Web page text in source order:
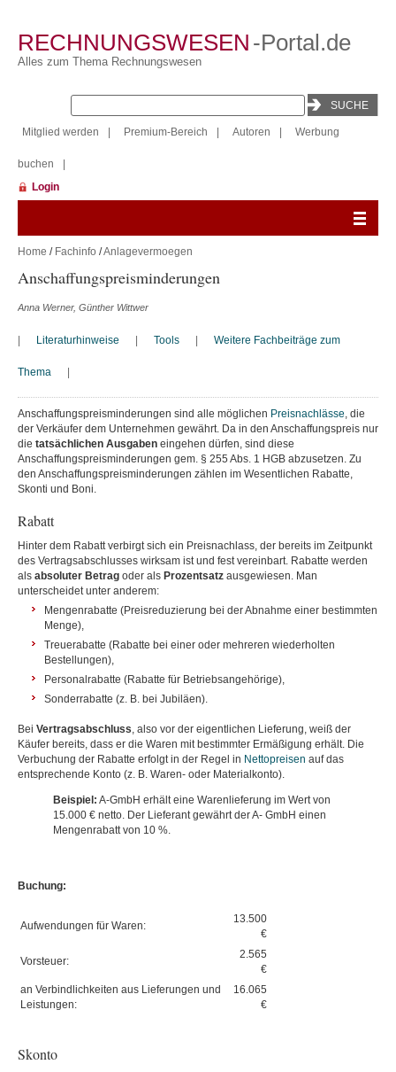
RECHNUNGSWESEN -Portal.de
Alles zum Thema Rechnungswesen
Mitglied werden Premium-Bereich Autoren Werbung
buchen
Login
Home / Fachinfo /Anlagevermoegen
Anschaffungspreisminderungen
Anna Werner, Günther Wittwer
Literaturhinweise Tools Weitere Fachbeiträge zum
Thema
Anschaffungspreisminderungen sind alle möglichen Preisnachlässe, die
der Verkäufer dem Unternehmen gewährt. Da in den Anschaffungspreis nur
die tatsächlichen Ausgaben eingehen dürfen, sind diese
Anschaffungspreisminderungen gem. § 255 Abs. 1 HGB abzusetzen. Zu
den Anschaffungspreisminderungen zählen im Wesentlichen Rabatte,
Skonti und Boni.
Rabatt
Hinter dem Rabatt verbirgt sich ein Preisnachlass, der bereits im Zeitpunkt
des Vertragsabschlusses wirksam ist und fest vereinbart. Rabatte werden
als absoluter Betrag oder als Prozentsatz ausgewiesen. Man
unterscheidet unter anderem:
Mengenrabatte (Preisreduzierung bei der Abnahme einer bestimmten
Menge),
Treuerabatte (Rabatte bei einer oder mehreren wiederholten
Bestellungen),
Personalrabatte (Rabatte für Betriebsangehörige),
Sonderrabatte (z. B. bei Jubiläen).
Bei Vertragsabschluss, also vor der eigentlichen Lieferung, weiß der
Käufer bereits, dass er die Waren mit bestimmter Ermäßigung erhält. Die
Verbuchung der Rabatte erfolgt in der Regel in Nettopreisen auf das
entsprechende Konto (z. B. Waren- oder Materialkonto).
Beispiel: A-GmbH erhält eine Warenlieferung im Wert von
15.000 € netto. Der Lieferant gewährt der A- GmbH einen
Mengenrabatt von 10 %.
Buchung:
Aufwendungen für Waren:
13.500
€
Vorsteuer:
2.565
€
an Verbindlichkeiten aus Lieferungen und
Leistungen:
16.065
€
Skonto